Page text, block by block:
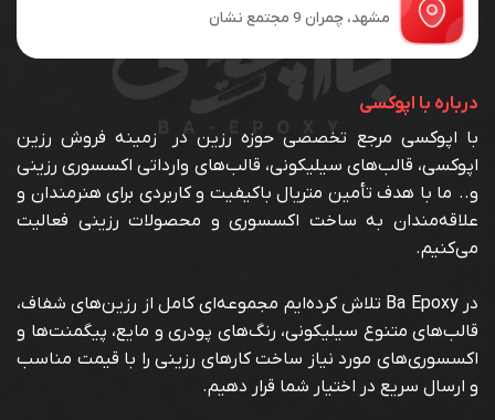
مشهد، چمران 9 مجتمع نشان
درباره با اپوکسی
با اپوکسی مرجع تخصصی حوزه رزین در زمینه فروش رزین
اپوکسی، قالب‌های سیلیکونی، قالب‌های وارداتی اکسسوری رزینی
و.. ما با هدف تأمین متریال باکیفیت و کاربردی برای هنرمندان و
علاقه‌مندان به ساخت اکسسوری و محصولات رزینی فعالیت
می‌کنیم.
در Ba Epoxy تلاش کرده‌ایم مجموعه‌ای کامل از رزین‌های شفاف،
قالب‌های متنوع سیلیکونی، رنگ‌های پودری و مایع، پیگمنت‌ها و
اکسسوری‌های مورد نیاز ساخت کارهای رزینی را با قیمت مناسب
و ارسال سریع در اختیار شما قرار دهیم.